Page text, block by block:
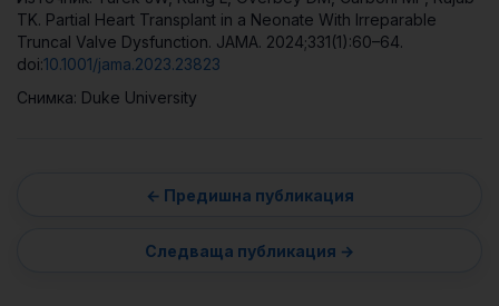
TK. Partial Heart Transplant in a Neonate With Irreparable
Truncal Valve Dysfunction. JAMA. 2024;331(1):60–64.
doi:10.1001/jama.2023.23823
Снимка: Duke University